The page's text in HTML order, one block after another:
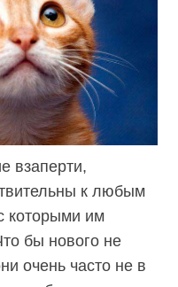
взаперти,
к любым
которыми им
бы нового не
очень часто не в